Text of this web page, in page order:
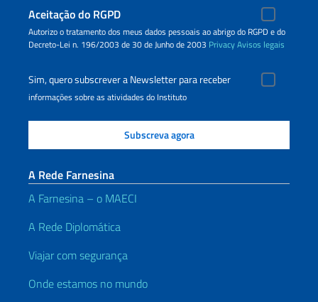
Aceitação do RGPD
Autorizo o tratamento dos meus dados pessoais ao abrigo do RGPD e do
Decreto-Lei n. 196/2003 de 30 de Junho de 2003 PrivacyAvisos legais
Sim, quero subscrever a Newsletter para receber
informações sobre as atividades do Instituto
A Rede Farnesina
A Farnesina – o MAECI
A Rede Diplomática
Viajar com segurança
Onde estamos no mundo